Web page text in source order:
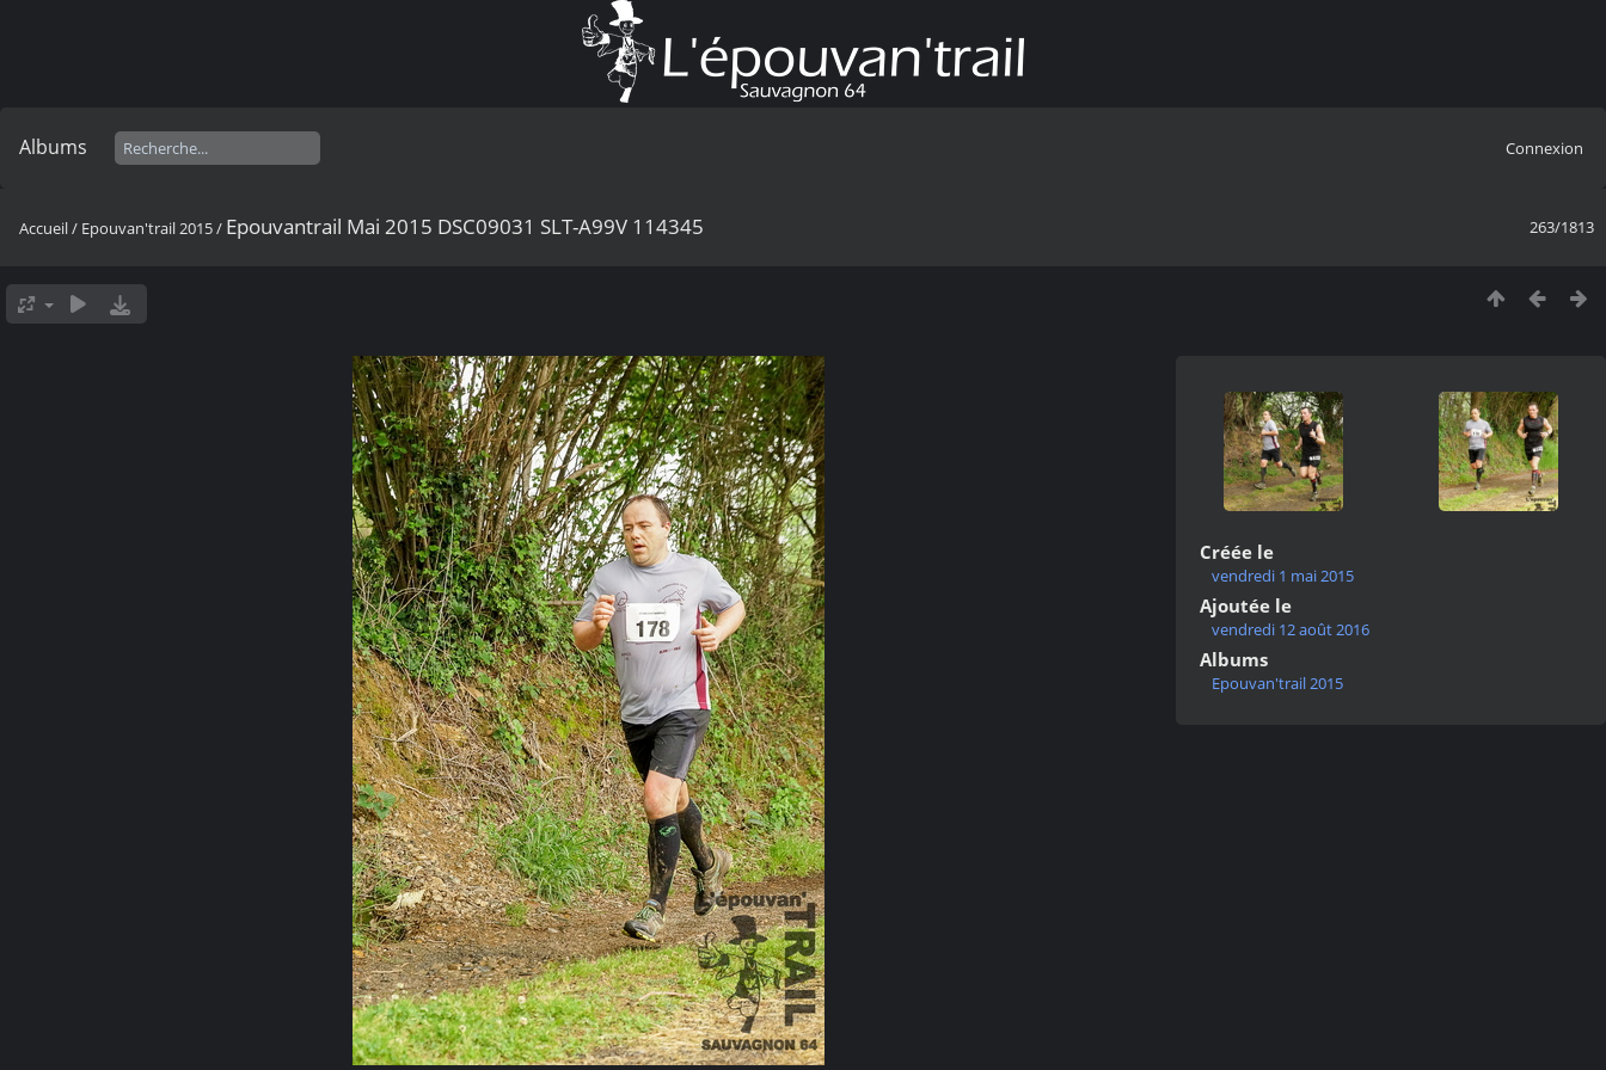
Albums Connexion
263/1813
Accueil/ Epouvan'trail 2015/ Epouvantrail Mai 2015 DSC09031 SLT-A99V 114345
Créée le
vendredi 1 mai 2015
Ajoutée le
vendredi 12 août 2016
Albums
Epouvan'trail 2015